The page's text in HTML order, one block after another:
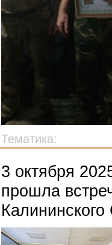
Тематика:
3 октября
прошла